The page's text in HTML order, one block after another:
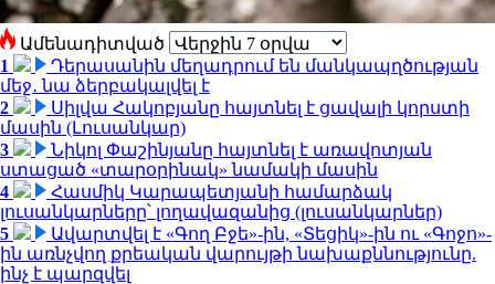
Ամենադիտված
1
Դերասանին մեղադրում են մանկապղծության
մեջ․ նա ձերբակալվել է
2
Սիլվա Հակոբյանը հայտնել է ցավալի կորստի
մասին (Լուսանկար)
3
Նիկոլ Փաշինյանը հայտնել է առավոտյան
ստացած «տարօրինակ» նամակի մասին
4
Հասմիկ Կարապետյանի համարձակ
լուսանկարները՝ լողավազանից (լուսանկարներ)
5
Ավարտվել է «Գող Բջե»-ին, «Տեցիկ»-ին ու «Գոջո»-
ին առնչվող քրեական վարույթի նախաքննությունը.
ինչ է պարզվել